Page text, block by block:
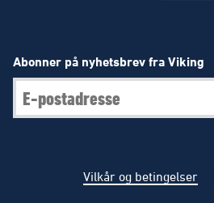
Abonner på nyhetsbrev fra Viking
Vilkår og betingelser